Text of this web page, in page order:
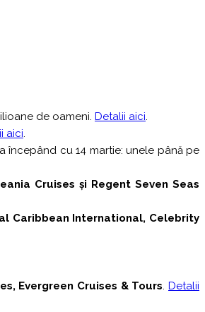
de oameni. Detalii aici.
aici.
începând cu 14 martie: unele până pe
Cruises și Regent Seven Seas
Caribbean International, Celebrity
Evergreen Cruises & Tours.Detalii